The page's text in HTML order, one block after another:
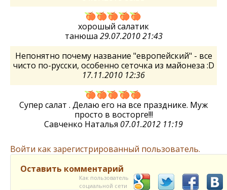
хорошый салатик
танюша 29.07.2010 21:43
Непонятно почему название "европейский" - все
чисто по-русски, особенно сеточка из майонеза :D
17.11.2010 12:36
Супер салат . Делаю его на все празднике. Муж
просто в восторге!!!
Савченко Наталья 07.01.2012 11:19
Войти как зарегистрированный пользователь.
Оставить комментарий
Как пользователь
социальной сети